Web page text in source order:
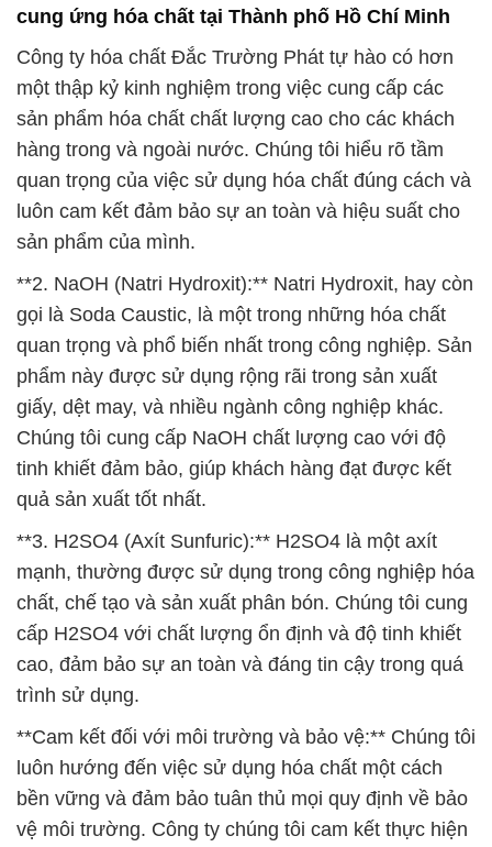
cung ứng hóa chất tại Thành phố Hồ Chí Minh
Công ty hóa chất Đắc Trường Phát tự hào có hơn
một thập kỷ kinh nghiệm trong việc cung cấp các
sản phẩm hóa chất chất lượng cao cho các khách
hàng trong và ngoài nước. Chúng tôi hiểu rõ tầm
quan trọng của việc sử dụng hóa chất đúng cách và
luôn cam kết đảm bảo sự an toàn và hiệu suất cho
sản phẩm của mình.
**2. NaOH (Natri Hydroxit):** Natri Hydroxit, hay còn
gọi là Soda Caustic, là một trong những hóa chất
quan trọng và phổ biến nhất trong công nghiệp. Sản
phẩm này được sử dụng rộng rãi trong sản xuất
giấy, dệt may, và nhiều ngành công nghiệp khác.
Chúng tôi cung cấp NaOH chất lượng cao với độ
tinh khiết đảm bảo, giúp khách hàng đạt được kết
quả sản xuất tốt nhất.
**3. H2SO4 (Axít Sunfuric):** H2SO4 là một axít
mạnh, thường được sử dụng trong công nghiệp hóa
chất, chế tạo và sản xuất phân bón. Chúng tôi cung
cấp H2SO4 với chất lượng ổn định và độ tinh khiết
cao, đảm bảo sự an toàn và đáng tin cậy trong quá
trình sử dụng.
**Cam kết đối với môi trường và bảo vệ:** Chúng tôi
luôn hướng đến việc sử dụng hóa chất một cách
bền vững và đảm bảo tuân thủ mọi quy định về bảo
vệ môi trường. Công ty chúng tôi cam kết thực hiện